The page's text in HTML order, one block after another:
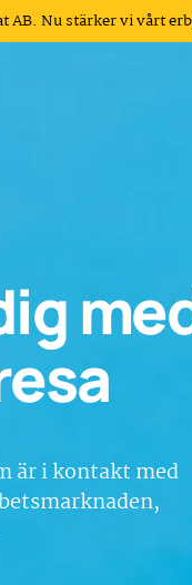
AB. Nu stärker vi vårt
är i kontakt med